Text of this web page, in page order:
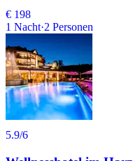
€ 198
1 Nacht·2 Personen
5.9/6